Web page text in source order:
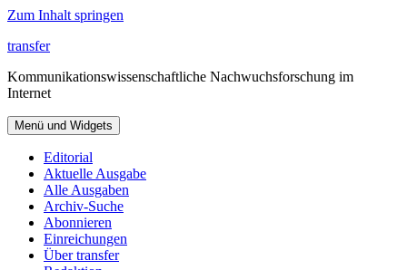
Zum Inhalt springen
transfer
Kommunikationswissenschaftliche Nachwuchsforschung im
Internet
Menü und Widgets
Editorial
Aktuelle Ausgabe
Alle Ausgaben
Archiv-Suche
Abonnieren
Einreichungen
Über transfer